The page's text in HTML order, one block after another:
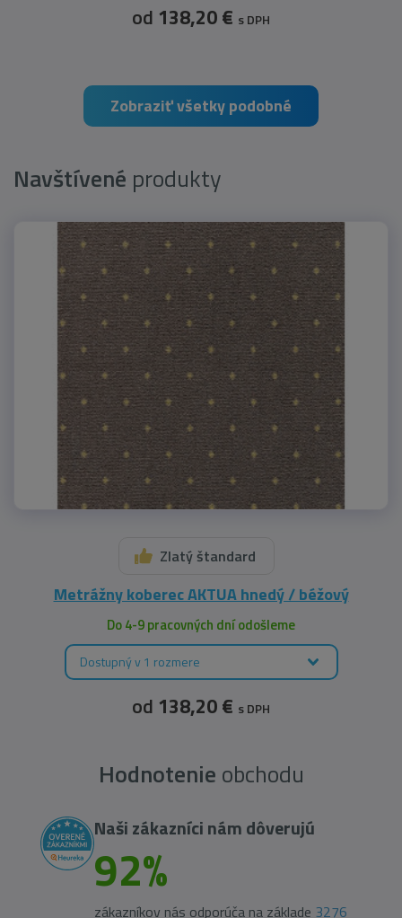
od 138,20 € s DPH
Zobraziť všetky podobné
Navštívené produkty
Zlatý štandard
Metrážny koberec AKTUA hnedý / béžový
Do 4-9 pracovných dní odošleme
Dostupný v 1 rozmere
od 138,20 € s DPH
Hodnotenie obchodu
Naši zákazníci nám dôverujú
92%
zákazníkov nás odporúča na základe 3276